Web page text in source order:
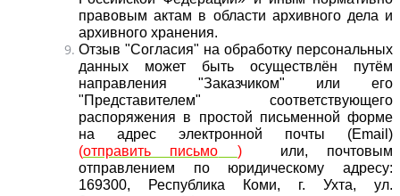
правовым актам в области архивного дела и
архивного хранения.
Отзыв "Согласия" на обработку персональных
данных может быть осуществлён путём
направления "Заказчиком" или его
"Представителем" соответствующего
распоряжения в простой письменной форме
на адрес электронной почты (E­mail)
(отправить письмо )
или, почтовым
отправлением по юридическому адресу:
169300, Республика Коми, г. Ухта, ул.